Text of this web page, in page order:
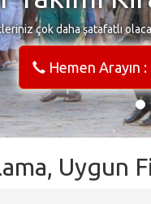
çok daha şatafatlı
Hemen Arayın
Uygun